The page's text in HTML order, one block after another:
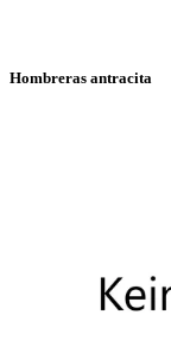
Hombreras antracita